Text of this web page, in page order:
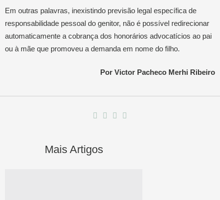
Em outras palavras, inexistindo previsão legal específica de
responsabilidade pessoal do genitor, não é possível redirecionar
automaticamente a cobrança dos honorários advocatícios ao pai
ou à mãe que promoveu a demanda em nome do filho.
Por Victor Pacheco Merhi Ribeiro
Mais Artigos